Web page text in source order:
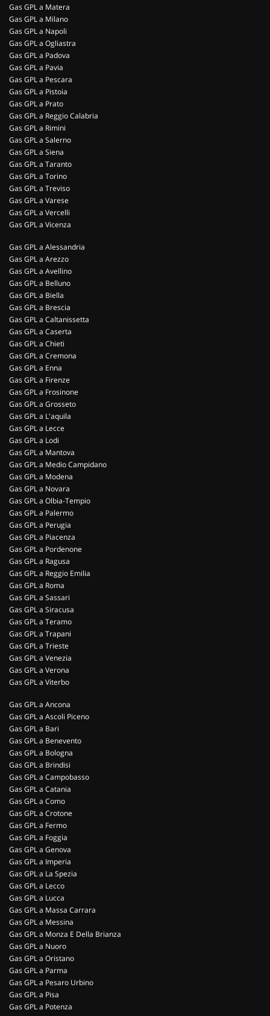
Gas GPL a Matera
Gas GPL a Milano
Gas GPL a Napoli
Gas GPL a Ogliastra
Gas GPL a Padova
Gas GPL a Pavia
Gas GPL a Pescara
Gas GPL a Pistoia
Gas GPL a Prato
Gas GPL a Reggio Calabria
Gas GPL a Rimini
Gas GPL a Salerno
Gas GPL a Siena
Gas GPL a Taranto
Gas GPL a Torino
Gas GPL a Treviso
Gas GPL a Varese
Gas GPL a Vercelli
Gas GPL a Vicenza
Gas GPL a Alessandria
Gas GPL a Arezzo
Gas GPL a Avellino
Gas GPL a Belluno
Gas GPL a Biella
Gas GPL a Brescia
Gas GPL a Caltanissetta
Gas GPL a Caserta
Gas GPL a Chieti
Gas GPL a Cremona
Gas GPL a Enna
Gas GPL a Firenze
Gas GPL a Frosinone
Gas GPL a Grosseto
Gas GPL a L'aquila
Gas GPL a Lecce
Gas GPL a Lodi
Gas GPL a Mantova
Gas GPL a Medio Campidano
Gas GPL a Modena
Gas GPL a Novara
Gas GPL a Olbia-Tempio
Gas GPL a Palermo
Gas GPL a Perugia
Gas GPL a Piacenza
Gas GPL a Pordenone
Gas GPL a Ragusa
Gas GPL a Reggio Emilia
Gas GPL a Roma
Gas GPL a Sassari
Gas GPL a Siracusa
Gas GPL a Teramo
Gas GPL a Trapani
Gas GPL a Trieste
Gas GPL a Venezia
Gas GPL a Verona
Gas GPL a Viterbo
Gas GPL a Ancona
Gas GPL a Ascoli Piceno
Gas GPL a Bari
Gas GPL a Benevento
Gas GPL a Bologna
Gas GPL a Brindisi
Gas GPL a Campobasso
Gas GPL a Catania
Gas GPL a Como
Gas GPL a Crotone
Gas GPL a Fermo
Gas GPL a Foggia
Gas GPL a Genova
Gas GPL a Imperia
Gas GPL a La Spezia
Gas GPL a Lecco
Gas GPL a Lucca
Gas GPL a Massa Carrara
Gas GPL a Messina
Gas GPL a Monza E Della Brianza
Gas GPL a Nuoro
Gas GPL a Oristano
Gas GPL a Parma
Gas GPL a Pesaro Urbino
Gas GPL a Pisa
Gas GPL a Potenza